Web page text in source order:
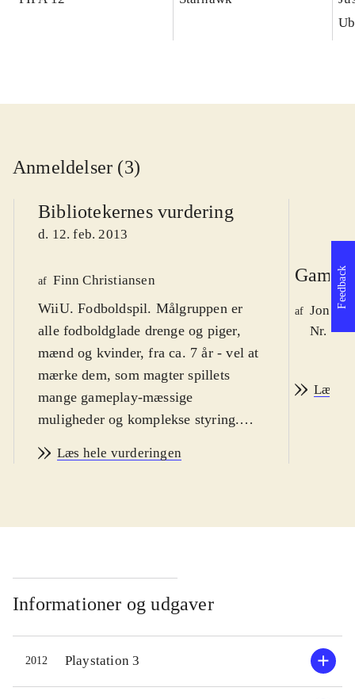
Anmeldelser (3)
Bibliotekernes vurdering
d. 12. feb. 2013
af Finn Christiansen
WiiU. Fodboldspil. Målgruppen er
alle fodboldglade drenge og piger,
mænd og kvinder, fra ca. 7 år - vel at
mærke dem, som magter spillets
mange gameplay-mæssige
muligheder og komplekse styring.
lidt højere end i de normale FIFA-
engelsk. PEGI: 3.
konsollen. Helt grundlæggende er
FIFA 13 et helt igennem glimrende
fodboldspil. Der er bygget ovenpå på
12-versionen og alt virker som det
skal. Spil-mekanikken er solid og
realistisk, grafikken er super flot og
Læs hele vurderingen
Game
af Jonas
Nr.
Læs
Informationer og udgaver
2012 Playstation 3
Feedback